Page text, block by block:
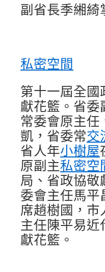
副省長季緗
私密空間
第十一屆全
獻花籃。省委
常委會原主任
凱，省委常交
省人年小樹屋
原副主私密空
局、省政協敬
委會主任馬
席趙樹國，市
主任陳平易
獻花籃。